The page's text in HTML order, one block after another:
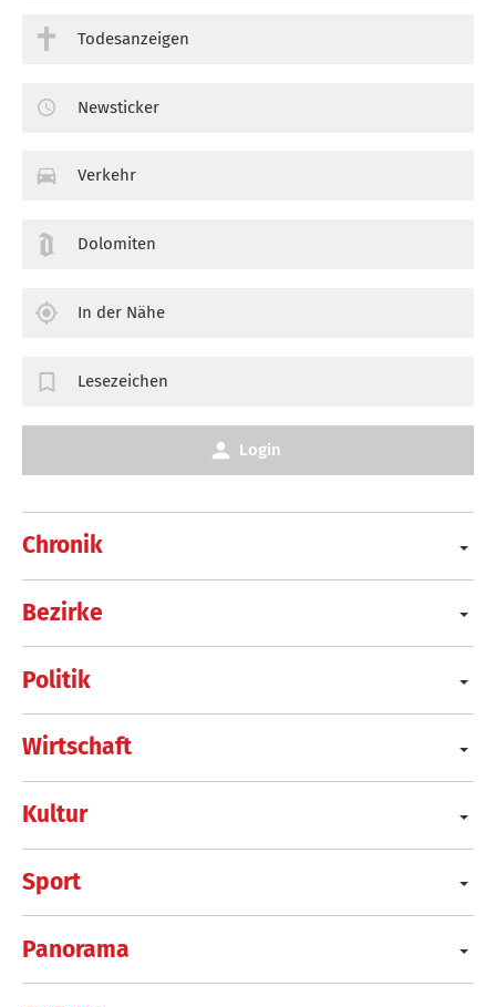
Chronik
Bezirke
Politik
Wirtschaft
Kultur
Sport
Panorama
Todesanzeigen
Newsticker
Verkehr
Dolomiten
In der Nähe
Lesezeichen
Login